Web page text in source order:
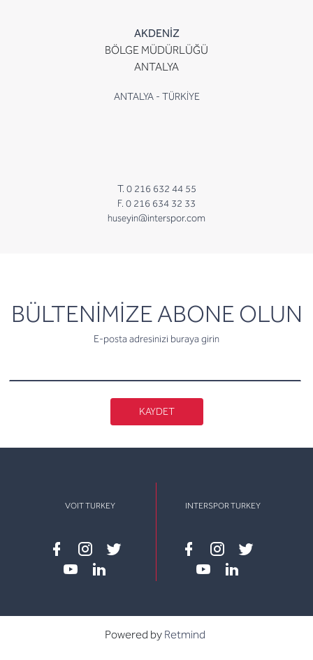
AKDENİZ
BÖLGE MÜDÜRLÜĞÜ
ANTALYA
ANTALYA - TÜRKİYE
T. 0 216 632 44 55
F. 0 216 634 32 33
huseyin@interspor.com
BÜLTENİMİZE ABONE OLUN
E-posta adresinizi buraya girin
newsletter
KAYDET
VOIT TURKEY
Facebook
instagram
twitter
INTERSPOR TURKEY
Facebook
instagram
twitter
Powered by Retmind